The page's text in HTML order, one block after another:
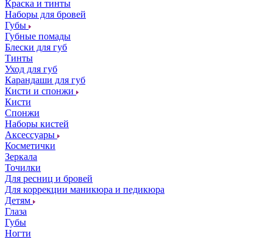
Краска и тинты
Наборы для бровей
Губы
Губные помады
Блески для губ
Тинты
Уход для губ
Карандаши для губ
Кисти и спонжи
Кисти
Спонжи
Наборы кистей
Аксессуары
Косметички
Зеркала
Точилки
Для ресниц и бровей
Для коррекции маникюра и педикюра
Детям
Глаза
Губы
Ногти